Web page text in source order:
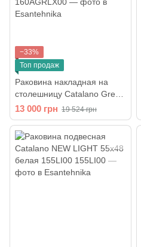
−33%
Топ продаж
Раковина накладная на
столешницу Catalano Green
Lux 60x38см 160AGRLX00
13 000 грн 19 524 грн